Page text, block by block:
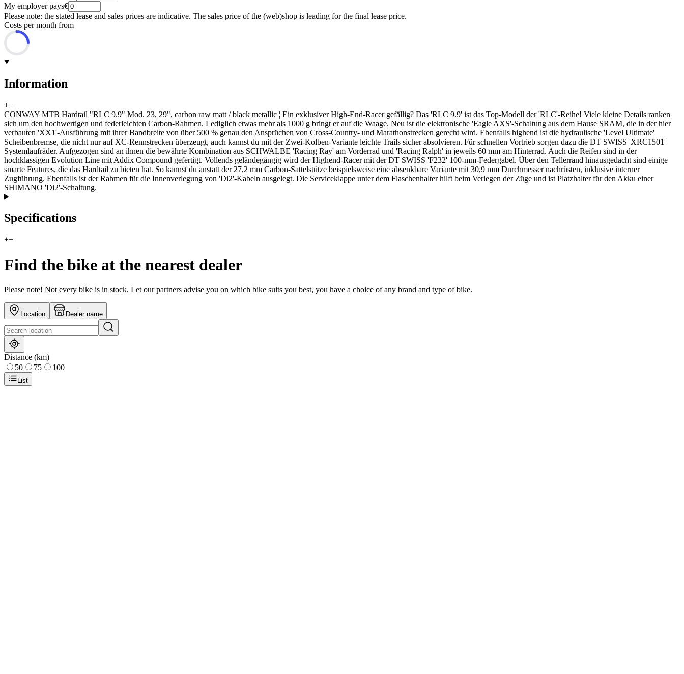
My employer pays€
Please note: the stated lease and sales prices are indicative. The sales price of the (web)shop is leading for the final lease price.
Costs per month from
Information
+−
CONWAY MTB Hardtail "RLC 9.9" Mod. 23, 29", carbon raw matt / black metallic ¦ Ein exklusiver High-End-Racer gefällig? Das 'RLC 9.9' ist das Top-Modell der 'RLC'-Reihe! Viele kleine Details ranken
sich um den hochwertigen und federleichten Carbon-Rahmen. Lediglich etwas mehr als 1000 g bringt er auf die Waage. Neu ist die elektronische 'Eagle AXS'-Schaltung aus dem Hause SRAM, die in der hier
verbauten 'XX1'-Ausführung mit ihrer Bandbreite von über 500 % genau den Ansprüchen von Cross-Country- und Marathonstrecken gerecht wird. Ebenfalls highend ist die hydraulische 'Level Ultimate'
Scheibenbremse, die nicht nur auf XC-Rennstrecken überzeugt, auch kannst du mit der Zwei-Kolben-Variante leichte Trails sicher absolvieren. Für schnellen Vortrieb sorgen dazu die DT SWISS 'XRC1501'
Systemlaufräder. Aufgezogen sind an ihnen die bewährte Kombination aus SCHWALBE 'Racing Ray' am Vorderrad und 'Racing Ralph' in jeweils 60 mm am Hinterrad. Auch die Reifen sind in der
hochklassigen Evolution Line mit Addix Compound gefertigt. Vollends geländegängig wird der Highend-Racer mit der DT SWISS 'F232' 100-mm-Federgabel. Über den Tellerrand hinausgedacht sind einige
smarte Features, die das Hardtail zu bieten hat. So kannst du anstatt der 27,2 mm Carbon-Sattelstütze beispielsweise eine absenkbare Variante mit 30,9 mm Durchmesser nachrüsten, inklusive interner
Zugführung. Ebenfalls ist der Rahmen für die Innenverlegung von 'Di2'-Kabeln ausgelegt. Die Serviceklappe unter dem Flaschenhalter hilft beim Verlegen der Züge und ist Platzhalter für den Akku einer
SHIMANO 'Di2'-Schaltung.
Specifications
+−
Find the bike at the nearest dealer
Please note! Not every bike is in stock. Let our partners advise you on which bike suits you best, you have a choice of any brand and type of bike.
Location Dealer name
Distance (km)
50
75 100
List